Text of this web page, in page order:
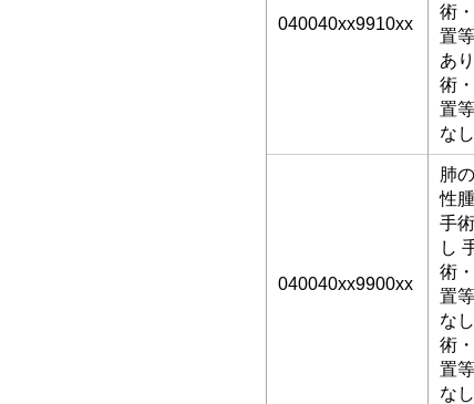
040040xx9910xx
術
置等
あ
術
置
なし
040040xx9900xx
肺
性
手
し
術
置等
な
術
置
なし